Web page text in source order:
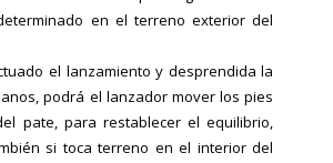
en el terreno exterior del
el lanzamiento y desprendida la
podrá el lanzador mover los pies
pate, para restablecer el equilibrio,
si toca terreno en el interior del